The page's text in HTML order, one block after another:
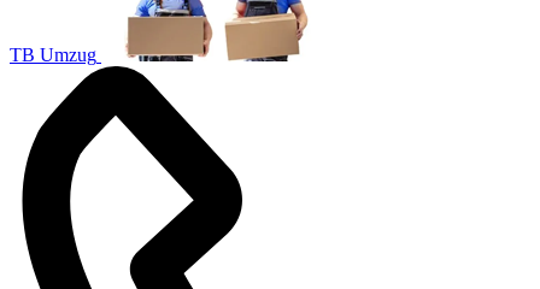
TB Umzug